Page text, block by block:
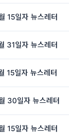
15일자 뉴스레터
31일자 뉴스레터
15일자 뉴스레터
30일자 뉴스레터
15일자 뉴스레터